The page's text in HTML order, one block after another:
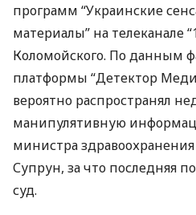
программ “Украинские
материалы” на телеканале
Коломойского. По данным
платформы “Детектор
вероятно распространял
манипулятивную
министра
Супрун, за что последняя
суд.